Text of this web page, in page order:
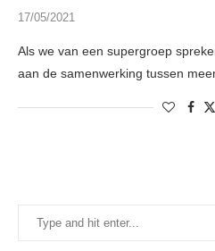
17/05/2021
Als we van een supergroep
aan de samenwerking tussen